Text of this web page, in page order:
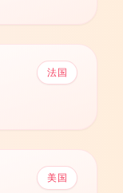
法国
美国